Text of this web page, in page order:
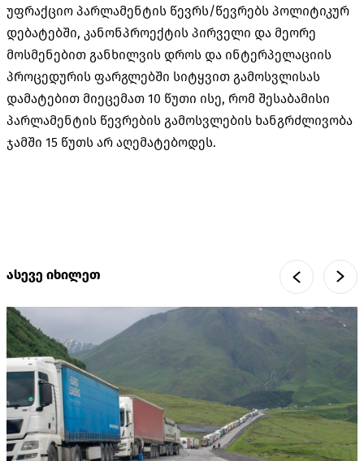
უფრაქციო პარლამენტის წევრს/წევრებს პოლიტიკურ
დებატებში, კანონპროექტის პირველი და მეორე
მოსმენებით განხილვის დროს და ინტერპელაციის
პროცედურის ფარგლებში სიტყვით გამოსვლისას
დამატებით მიეცემათ 10 წუთი ისე, რომ შესაბამისი
პარლამენტის წევრების გამოსვლების ხანგრძლივობა
ჯამში 15 წუთს არ აღემატებოდეს.
ასევე იხილეთ